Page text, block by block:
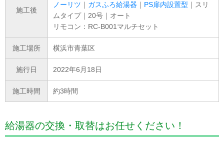
施工後
ノーリツ ｜ ガスふろ給湯器 ｜ PS扉内設置型 ｜スリ
ムタイプ｜20号｜オート
リモコン：RC-B001マルチセット
施工場所 横浜市青葉区
施行日 2022年6月18日
施工時間 約3時間
給湯器の交換・取替はお任せください！